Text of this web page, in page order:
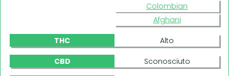
Colombian
Afghani
THC Alto
CBD Sconosciuto